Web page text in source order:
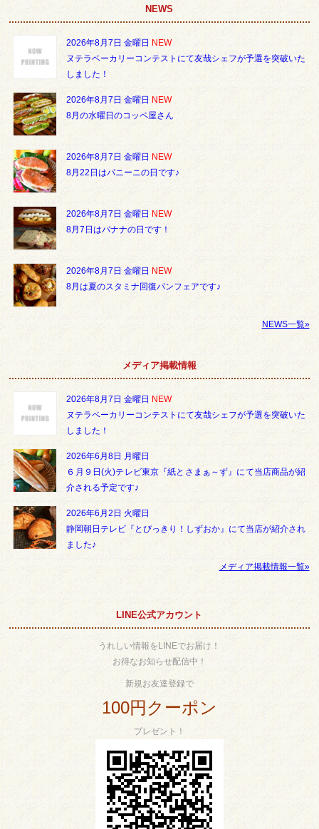
NEWS
2026年8月7日 金曜日 NEW
ヌテラベーカリーコンテストにて友哉シェフが予選を突破いた
しました！
2026年8月7日 金曜日 NEW
8月の水曜日のコッペ屋さん
2026年8月7日 金曜日 NEW
8月22日はパニーニの日です♪
2026年8月7日 金曜日 NEW
8月7日はバナナの日です！
2026年8月7日 金曜日 NEW
8月は夏のスタミナ回復パンフェアです♪
NEWS一覧»
メディア掲載情報
2026年8月7日 金曜日 NEW
ヌテラベーカリーコンテストにて友哉シェフが予選を突破いた
しました！
2026年6月8日 月曜日
６月９日(火)テレビ東京『紙とさまぁ～ず』にて当店商品が紹
介される予定です♪
2026年6月2日 火曜日
静岡朝日テレビ『とびっきり！しずおか』にて当店が紹介され
ました♪
メディア掲載情報一覧»
LINE公式アカウント
うれしい情報をLINEでお届け！
お得なお知らせ配信中！
新規お友達登録で
100円クーポン
プレゼント！